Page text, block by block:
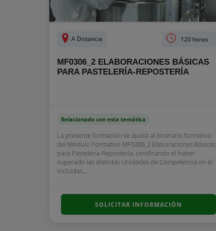
A Distancia 120 horas
MF0306_2 ELABORACIONES BÁSICAS
PARA PASTELERÍA-REPOSTERÍA
Relacionado con esta temática
La presente formación se ajusta al itinerario formativo
del Módulo Formativo MF0306_2 Elaboraciones Básicas
para Pastelería-Repostería, certificando el haber
superado las distintas Unidades de Competencia en él
incluidas,...
SOLICITAR INFORMACIÓN